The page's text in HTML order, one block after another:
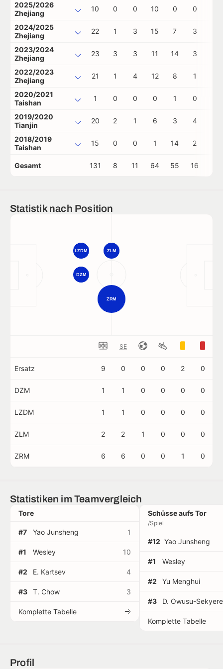
2025/2026
Zhejiang
10 0 0 10 0 0
2024/2025
Zhejiang
22 1 3 15 7 3
2023/2024
Zhejiang
23 3 3 11 14 3
2022/2023
Zhejiang
21 1 4 12 8 1
2020/2021
Taishan
1 0 0 0 1 0
2019/2020
Tianjin
20 2 1 6 3 4
2018/2019
Taishan
15 0 0 1 14 2
Gesamt 131 8 11 64 55 16
Statistik nach Position
ZRM
ZLM
DZM
LZDM
SE
Ersatz 9 0 0 0 2 0
DZM 1 1 0 0 0 0
LZDM 1 1 0 0 0 0
ZLM 2 2 1 0 0 0
ZRM 6 6 0 0 1 0
Statistiken im Teamvergleich
Tore
#7 Yao Junsheng 1
#1 Wesley 10
#2 E. Kartsev 4
#3 T. Chow 3
Komplette Tabelle
Schüsse aufs Tor
/Spiel
#12 Yao Junsheng
#1 Wesley
#2 Yu Menghui
#3 D. Owusu-Sekyere
Komplette Tabelle
Profil